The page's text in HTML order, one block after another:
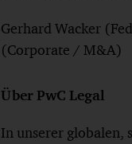
Gerhard Wacker
(Corporate / M&A)
Über PwC Legal
In unserer globalen,